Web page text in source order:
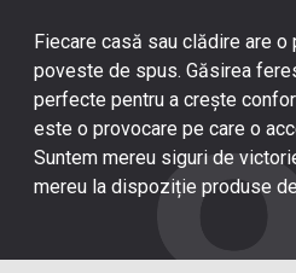
Fiecare casă sau clădire are o
poveste de spus. Găsirea
perfecte pentru a crește
este o provocare pe care o
Suntem mereu siguri de
mereu la dispoziție produse